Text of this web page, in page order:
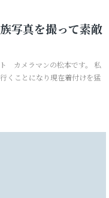
写真を撮って素敵
カメラマンの松本です。 私
くことになり現在着付けを猛